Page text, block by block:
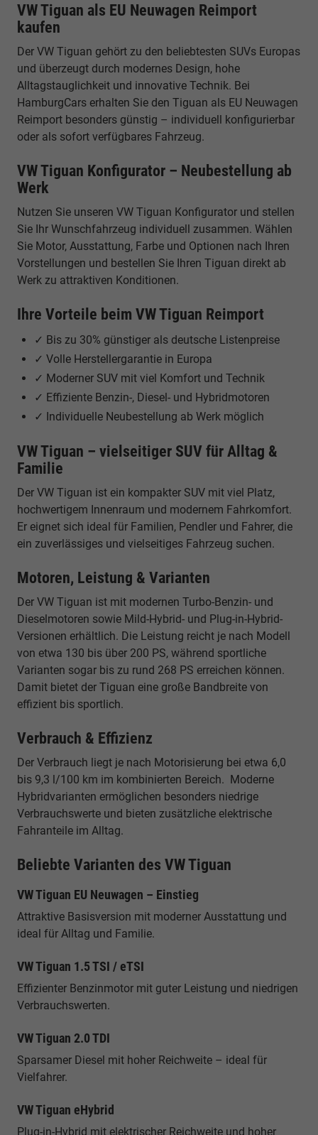
VW Tiguan als EU Neuwagen Reimport
kaufen
Der VW Tiguan gehört zu den beliebtesten SUVs Europas
und überzeugt durch modernes Design, hohe
Alltagstauglichkeit und innovative Technik. Bei
HamburgCars erhalten Sie den Tiguan als EU Neuwagen
Reimport besonders günstig – individuell konfigurierbar
oder als sofort verfügbares Fahrzeug.
VW Tiguan Konfigurator – Neubestellung ab
Werk
Nutzen Sie unseren VW Tiguan Konfigurator und stellen
Sie Ihr Wunschfahrzeug individuell zusammen. Wählen
Sie Motor, Ausstattung, Farbe und Optionen nach Ihren
Vorstellungen und bestellen Sie Ihren Tiguan direkt ab
Werk zu attraktiven Konditionen.
Ihre Vorteile beim VW Tiguan Reimport
✓ Bis zu 30% günstiger als deutsche Listenpreise
✓ Volle Herstellergarantie in Europa
✓ Moderner SUV mit viel Komfort und Technik
✓ Effiziente Benzin-, Diesel- und Hybridmotoren
✓ Individuelle Neubestellung ab Werk möglich
VW Tiguan – vielseitiger SUV für Alltag &
Familie
Der VW Tiguan ist ein kompakter SUV mit viel Platz,
hochwertigem Innenraum und modernem Fahrkomfort.
Er eignet sich ideal für Familien, Pendler und Fahrer, die
ein zuverlässiges und vielseitiges Fahrzeug suchen.
Motoren, Leistung & Varianten
Der VW Tiguan ist mit modernen Turbo-Benzin- und
Dieselmotoren sowie Mild-Hybrid- und Plug-in-Hybrid-
Versionen erhältlich. Die Leistung reicht je nach Modell
von etwa 130 bis über 200 PS, während sportliche
Varianten sogar bis zu rund 268 PS erreichen können.
Damit bietet der Tiguan eine große Bandbreite von
effizient bis sportlich.
Verbrauch & Effizienz
Der Verbrauch liegt je nach Motorisierung bei etwa 6,0
bis 9,3 l/100 km im kombinierten Bereich. Moderne
Hybridvarianten ermöglichen besonders niedrige
Verbrauchswerte und bieten zusätzliche elektrische
Fahranteile im Alltag.
Beliebte Varianten des VW Tiguan
VW Tiguan EU Neuwagen – Einstieg
Attraktive Basisversion mit moderner Ausstattung und
ideal für Alltag und Familie.
VW Tiguan 1.5 TSI / eTSI
Effizienter Benzinmotor mit guter Leistung und niedrigen
Verbrauchswerten.
VW Tiguan 2.0 TDI
Sparsamer Diesel mit hoher Reichweite – ideal für
Vielfahrer.
VW Tiguan eHybrid
Plug-in-Hybrid mit elektrischer Reichweite und hoher